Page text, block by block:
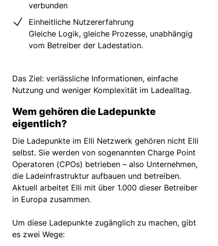
verbunden
Einheitliche Nutzererfahrung
Gleiche Logik, gleiche Prozesse, unabhängig
vom Betreiber der Ladestation.
Das Ziel: verlässliche Informationen, einfache
Nutzung und weniger Komplexität im Ladealltag.
Wem gehören die Ladepunkte
eigentlich?
Die Ladepunkte im Elli Netzwerk gehören nicht Elli
selbst. Sie werden von sogenannten Charge Point
Operatoren (CPOs) betrieben – also Unternehmen,
die Ladeinfrastruktur aufbauen und betreiben.
Aktuell arbeitet Elli mit über 1.000 dieser Betreiber
in Europa zusammen.
Um diese Ladepunkte zugänglich zu machen, gibt
es zwei Wege: